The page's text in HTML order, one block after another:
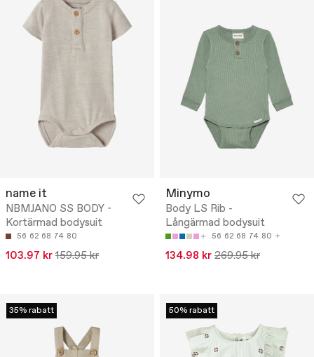
name it
NBMJANO SS BODY -
Kortärmad bodysuit
56 62 68 74 80
103.97 kr 159.95 kr
Minymo
Body LS Rib -
Långärmad bodysuit
56 62 68 74 80
134.98 kr 269.95 kr
35% rabatt 50% rabatt